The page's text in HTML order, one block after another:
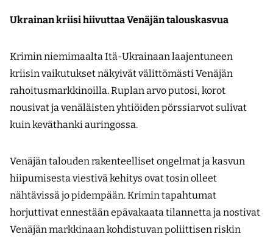
Ukrainan kriisi hiivuttaa Venäjän talouskasvua
Krimin niemimaalta Itä-Ukrainaan laajentuneen
kriisin vaikutukset näkyivät välittömästi Venäjän
rahoitusmarkkinoilla. Ruplan arvo putosi, korot
nousivat ja venäläisten yhtiöiden pörssiarvot sulivat
kuin keväthanki auringossa.
Venäjän talouden rakenteelliset ongelmat ja kasvun
hiipumisesta viestivä kehitys ovat tosin olleet
nähtävissä jo pidempään. Krimin tapahtumat
horjuttivat ennestään epävakaata tilannetta ja nostivat
Venäjän markkinaan kohdistuvan poliittisen riskin